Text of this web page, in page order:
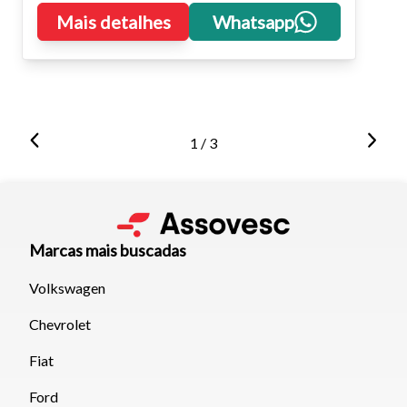
Mais detalhes Whatsapp
1 / 3
Marcas mais buscadas
Volkswagen
Chevrolet
Fiat
Ford